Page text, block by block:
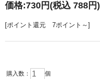
価格:730円 (税込 788円)
[ポイント還元 7ポイント～]
購入数： 個